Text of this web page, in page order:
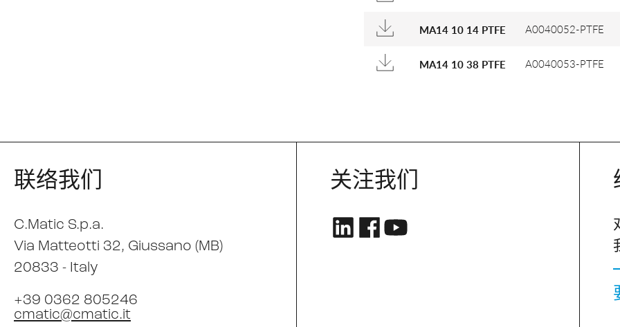
MA14 10 14 PTFE A0040052-PTFE
MA14 10 38 PTFE A0040053-PTFE
联络我们
C.Matic S.p.a.
Via Matteotti 32, Giussano (MB)
20833 - Italy
+39 0362 805246
cmatic@cmatic.it
关注我们